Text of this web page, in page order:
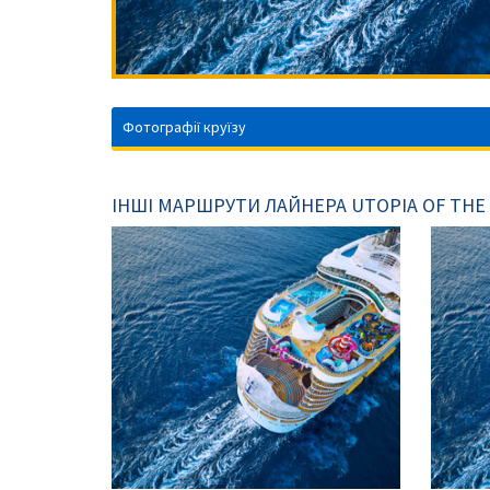
Фотографії круїзу
ІНШІ МАРШРУТИ ЛАЙНЕРА UTOPIA OF THE